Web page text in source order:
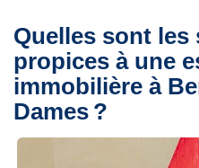
Quelles sont
propices à une
immobilière à
Dames ?